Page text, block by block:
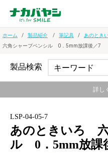
ホーム 製品紹介 筆記具 あのとき
六角シャープペンシル 0．5mm放課後／7
LSP-04-05-7
あのときいろ
ル 0．5mm放課
製品検索
詳し